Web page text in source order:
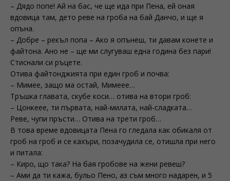
– Дядо попе! Ай на бас, че ще ида при Пена, ей оная
вдовица там, дето реве на гроба на бай Данчо, и ще я
опъна.
– Добре – рекъл попа – Ако я опънеш, ти давам конете и
файтона. Ано не – ще ми слугуваш една година без пари!
Стиснали си ръцете.
Отива файтонджията при един гроб и почва:
– Мимее, защо ма остай, Мимеее…
Тръшка главата, скубе коси… отива на втори гроб:
– Цонкеее, ти първата, най-милата, най-сладката…
Реве, чупи пръсти… Отива на трети гроб…
В това време вдовицата Пена го гледала как обикаля от
гроб на гроб и се кахъри, позачудила се, отишла при него
и питала:
– Киро, що така? На бая гробове на жени ревеш?
– Ами да ти кажа, бульо Пено, аз съм много надарен, и 5